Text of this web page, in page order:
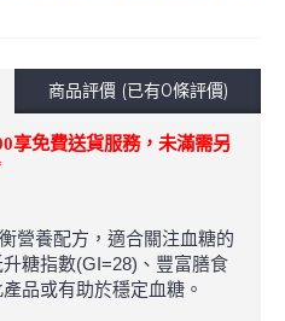
商品評價 (已有0條評價)
享免費送貨服務，未滿需另
營養配方，適合關注血糖的
糖指數(GI=28)、豐富膳食
品或有助於穩定血糖。